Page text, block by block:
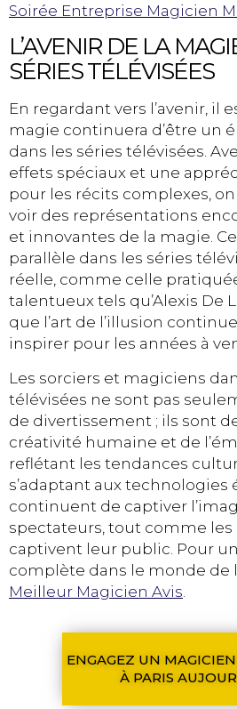
Soirée Entreprise Magicien
L’AVENIR DE LA
SÉRIES TÉLÉVISÉES
En regardant vers l’avenir, il
magie continuera d’être un
dans les séries télévisées.
effets spéciaux et une
pour les récits complexes,
voir des représentations
et innovantes de la magie.
parallèle dans les séries
réelle, comme celle
talentueux tels qu’Alexis De
que l’art de l’illusion
inspirer pour les années à
Les sorciers et magiciens
télévisées ne sont pas
de divertissement ; ils sont
créativité humaine et de
reflétant les tendances
s’adaptant aux technologies
continuent de captiver
spectateurs, tout comme
captivent leur public. Pour
complète dans le monde de
Meilleur Magicien Avis
ENGAGEZ UN
À PARIS